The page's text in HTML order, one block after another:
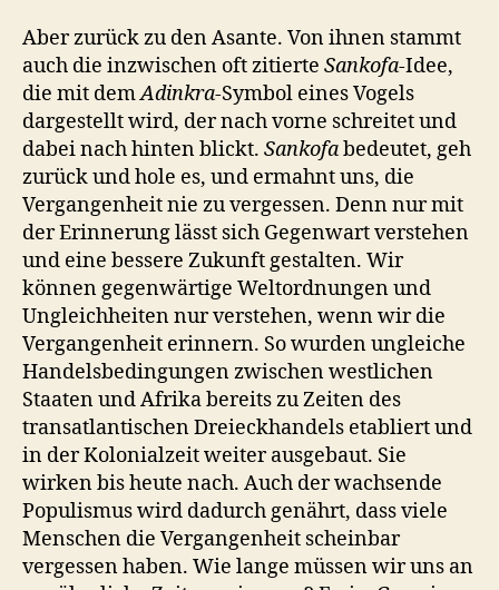
Aber zurück zu den Asante. Von ihnen stammt
auch die inzwischen oft zitierte Sankofa-Idee,
die mit demAdinkra-Symbol eines Vogels
dargestellt wird, der nach vorne schreitet und
dabei nach hinten blickt. Sankofabedeutet, geh
zurück und hole es, und ermahnt uns, die
Vergangenheit nie zu vergessen. Denn nur mit
der Erinnerung lässt sich Gegenwart verstehen
und eine bessere Zukunft gestalten. Wir
können gegenwärtige Weltordnungen und
Ungleichheiten nur verstehen, wenn wir die
Vergangenheit erinnern. So wurden ungleiche
Handelsbedingungen zwischen westlichen
Staaten und Afrika bereits zu Zeiten des
transatlantischen Dreieckhandels etabliert und
in der Kolonialzeit weiter ausgebaut. Sie
wirken bis heute nach. Auch der wachsende
Populismus wird dadurch genährt, dass viele
Menschen die Vergangenheit scheinbar
vergessen haben. Wie lange müssen wir uns an